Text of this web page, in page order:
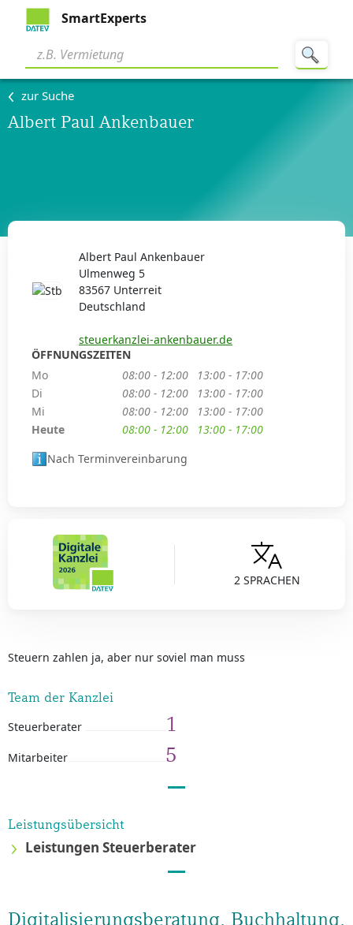
SmartExperts
zur Suche
Albert Paul Ankenbauer
2 SPRACHEN
Steuern zahlen ja, aber nur soviel man muss
Team der Kanzlei
Steuerberater 1
Mitarbeiter 5
Leistungsübersicht
Leistungen Steuerberater
Digitalisierungsberatung, Buchhaltung,
Albert Paul Ankenbauer
Ulmenweg 5
83567 Unterreit
Deutschland
steuerkanzlei-ankenbauer.de
ÖFFNUNGSZEITEN
Mo
08:00 - 12:00
13:00 - 17:00
Di
08:00 - 12:00
13:00 - 17:00
Mi
08:00 - 12:00
13:00 - 17:00
Heute
08:00 - 12:00
13:00 - 17:00
Nach Terminvereinbarung